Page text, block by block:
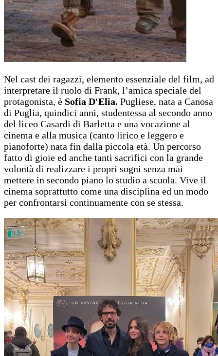
Nel cast dei ragazzi, elemento essenziale del film, ad
interpretare il ruolo di Frank, l’amica speciale del
protagonista, è Sofia D'Elia. Pugliese, nata a Canosa
di Puglia, quindici anni, studentessa al secondo anno
del liceo Casardi di Barletta e una vocazione al
cinema e alla musica (canto lirico e leggero e
pianoforte) nata fin dalla piccola età. Un percorso
fatto di gioie ed anche tanti sacrifici con la grande
volontà di realizzare i propri sogni senza mai
mettere in secondo piano lo studio a scuola. Vive il
cinema soprattutto come una disciplina ed un modo
per confrontarsi continuamente con se stessa.